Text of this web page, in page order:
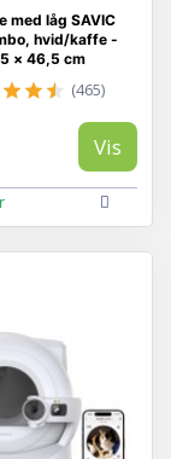
med låg SAVIC
hvid/kaffe -
× 46,5 cm
(465)
Vis